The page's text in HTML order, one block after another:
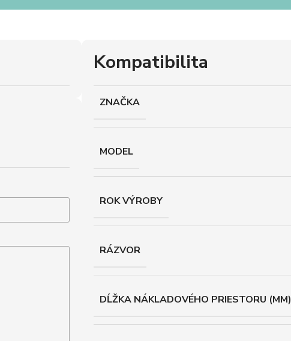
Kompatibilita
ZNAČKA
MODEL
ROK VÝROBY
RÁZVOR
DĹŽKA NÁKLADOVÉHO PRIESTORU (MM)